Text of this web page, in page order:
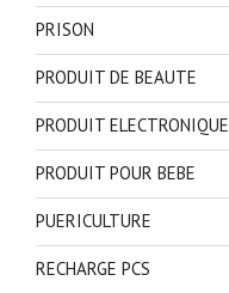
PRISON
PRODUIT DE BEAUTE
PRODUIT ELECTRONIQUE
PRODUIT POUR BEBE
PUERICULTURE
RECHARGE PCS